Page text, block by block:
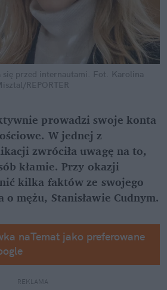
się przed internautami.
Fot. Karolina
REPORTER
prowadzi swoje konta
W jednej z
zwróciła uwagę na to,
kłamie. Przy okazji
kilka faktów ze swojego
o mężu, Stanisławie Cudnym.
naTemat jako preferowane
REKLAMA